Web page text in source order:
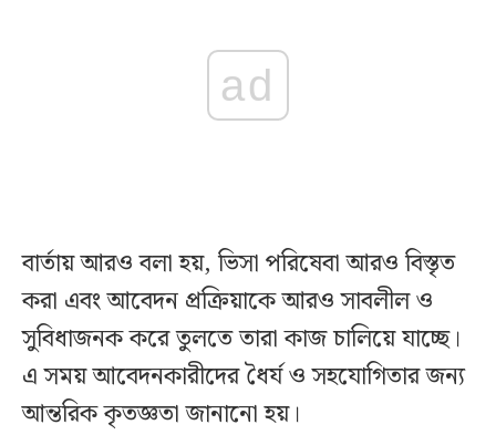
ad
বার্তায় আরও বলা হয়, ভিসা পরিষেবা আরও বিস্তৃত
করা এবং আবেদন প্রক্রিয়াকে আরও সাবলীল ও
সুবিধাজনক করে তুলতে তারা কাজ চালিয়ে যাচ্ছে।
এ সময় আবেদনকারীদের ধৈর্য ও সহযোগিতার জন্য
আন্তরিক কৃতজ্ঞতা জানানো হয়।